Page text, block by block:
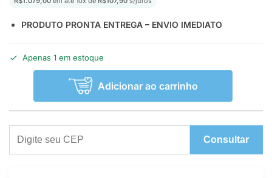
PRODUTO PRONTA ENTREGA – ENVIO IMEDIATO
Apenas 1 em estoque
Adicionar ao carrinho
Consultar